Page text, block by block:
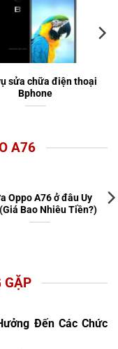
sửa chữa điện thoại
Bphone
A76
Oppo A76 ở đâu Uy
Bao Nhiêu Tiền?)
GẶP
Đến Các Chức